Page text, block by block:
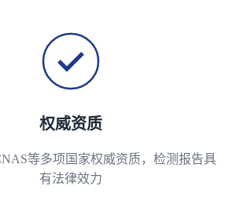
权威资质
等多项国家权威资质，检测报告具
有法律效力